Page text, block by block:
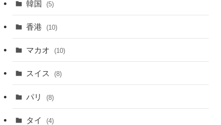
韓国 (5)
香港 (10)
マカオ (10)
スイス (8)
パリ (8)
タイ (4)